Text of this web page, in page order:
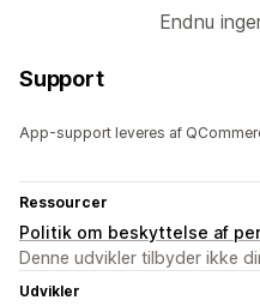
Endnu
Support
App-support leveres af
Ressourcer
Politik om beskyttelse af
Denne udvikler tilbyder ikke
Udvikler